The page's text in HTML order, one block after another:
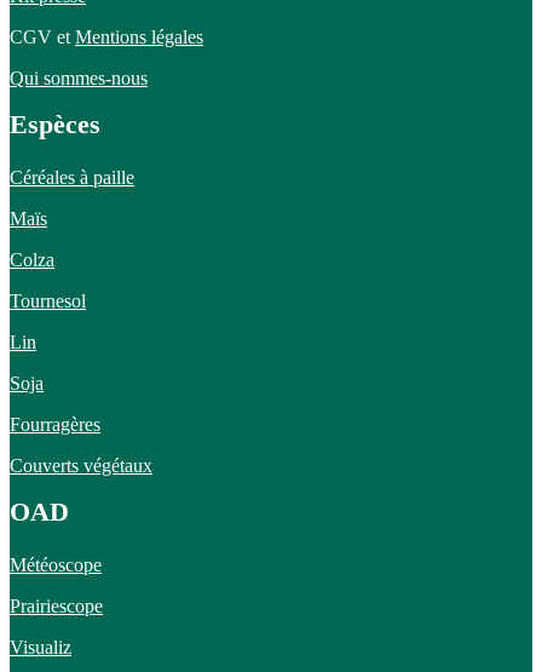
CGV et Mentions légales
Qui sommes-nous
Espèces
Céréales à paille
Maïs
Colza
Tournesol
Lin
Soja
Fourragères
Couverts végétaux
OAD
Météoscope
Prairiescope
Visualiz